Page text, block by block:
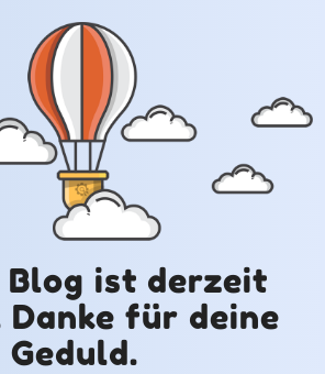
Blog ist derzeit
für deine
Geduld.